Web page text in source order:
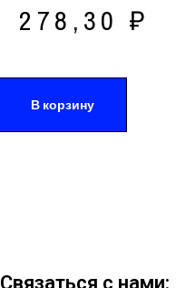
278,30₽
В корзину
Связаться с нами: